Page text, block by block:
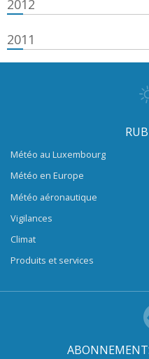
2012
2011
Météo au Luxembourg
Météo en Europe
Météo aéronautique
Vigilances
Climat
Produits et services